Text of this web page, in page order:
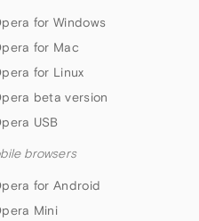
for Windows
for Mac
for Linux
beta version
USB
browsers
for Android
Mini